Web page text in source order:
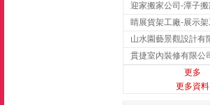
更多
更多資料